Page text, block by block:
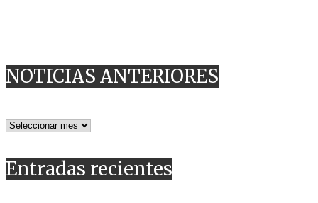
NOTICIAS ANTERIORES
NOTICIAS
Entradas recientes